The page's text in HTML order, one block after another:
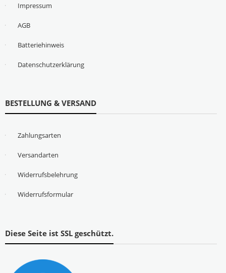
Impressum
AGB
Batteriehinweis
Datenschutzerklärung
BESTELLUNG & VERSAND
Zahlungsarten
Versandarten
Widerrufsbelehrung
Widerrufsformular
Diese Seite ist SSL geschützt.